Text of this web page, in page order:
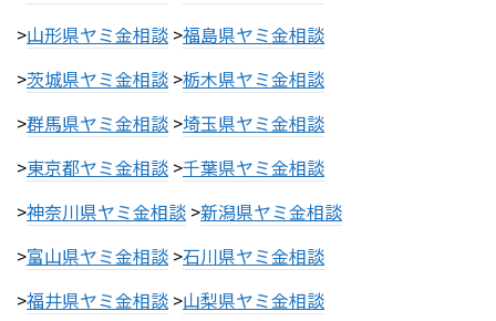
>山形県ヤミ金相談 >福島県ヤミ金相談
>茨城県ヤミ金相談 >栃木県ヤミ金相談
>群馬県ヤミ金相談 >埼玉県ヤミ金相談
>東京都ヤミ金相談 >千葉県ヤミ金相談
>神奈川県ヤミ金相談 >新潟県ヤミ金相談
>富山県ヤミ金相談 >石川県ヤミ金相談
>福井県ヤミ金相談 >山梨県ヤミ金相談